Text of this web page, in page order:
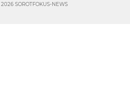
2026 SOROTFOKUS-NEWS